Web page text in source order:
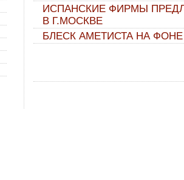
ИСПАНСКИЕ ФИРМЫ
В Г.МОСКВЕ
БЛЕСК АМЕТИСТА НА